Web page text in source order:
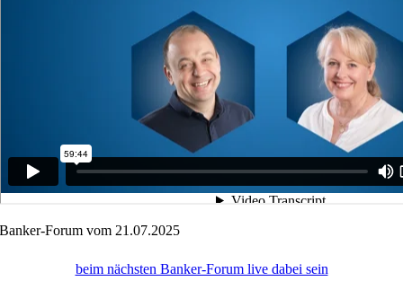
Banker-Forum vom 21.07.2025
beim nächsten Banker-Forum live dabei sein